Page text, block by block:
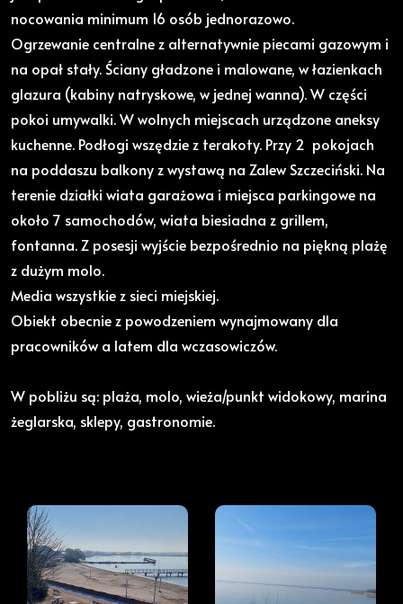
nocowania minimum 16 osób jednorazowo.
Ogrzewanie centralne z alternatywnie piecami gazowym i
na opał stały. Ściany gładzone i malowane, w łazienkach
glazura (kabiny natryskowe, w jednej wanna). W części
pokoi umywalki. W wolnych miejscach urządzone aneksy
kuchenne. Podłogi wszędzie z terakoty. Przy 2 pokojach
na poddaszu balkony z wystawą na Zalew Szczeciński. Na
terenie działki wiata garażowa i miejsca parkingowe na
około 7 samochodów, wiata biesiadna z grillem,
fontanna. Z posesji wyjście bezpośrednio na piękną plażę
z dużym molo.
Media wszystkie z sieci miejskiej.
Obiekt obecnie z powodzeniem wynajmowany dla
pracowników a latem dla wczasowiczów.
W pobliżu są: plaża, molo, wieża/punkt widokowy, marina
żeglarska, sklepy, gastronomie.